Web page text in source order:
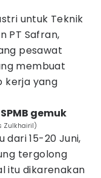
untuk Teknik
PT Safran,
pesawat
membuat
kerja yang
gemuk
Zulkhairil)
dari 15-20 Juni,
tergolong
itu dikarenakan